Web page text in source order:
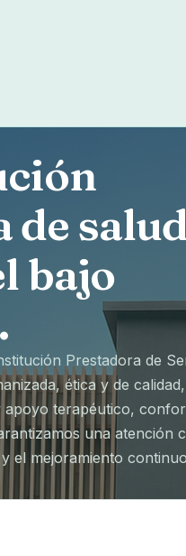
de
bajo
Prestadora de
ética y de
terapéutico,
una atención
el mejoramiento